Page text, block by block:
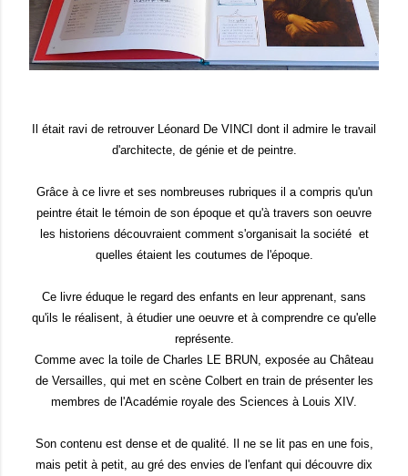
Il était ravi de retrouver Léonard De VINCI dont il admire le travail
d'architecte, de génie et de peintre.
Grâce à ce livre et ses nombreuses rubriques il a compris qu'un
peintre était le témoin de son époque et qu'à travers son oeuvre
les historiens découvraient comment s'organisait la société et
quelles étaient les coutumes de l'époque.
Ce livre éduque le regard des enfants en leur apprenant, sans
qu'ils le réalisent, à étudier une oeuvre et à comprendre ce qu'elle
représente.
Comme avec la toile de Charles LE BRUN, exposée au Château
de Versailles, qui met en scène Colbert en train de présenter les
membres de l'Académie royale des Sciences à Louis XIV.
Son contenu est dense et de qualité. Il ne se lit pas en une fois,
mais petit à petit, au gré des envies de l'enfant qui découvre dix